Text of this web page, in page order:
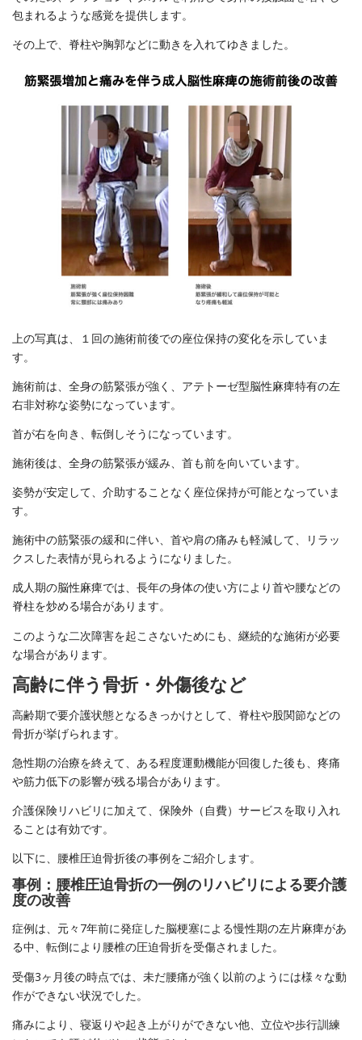
包まれるような感覚を提供します。
その上で、脊柱や胸郭などに動きを入れてゆきました。
上の写真は、１回の施術前後での座位保持の変化を示していま
す。
施術前は、全身の筋緊張が強く、アテトーゼ型脳性麻痺特有の左
右非対称な姿勢になっています。
首が右を向き、転倒しそうになっています。
施術後は、全身の筋緊張が緩み、首も前を向いています。
姿勢が安定して、介助することなく座位保持が可能となっていま
す。
施術中の筋緊張の緩和に伴い、首や肩の痛みも軽減して、リラッ
クスした表情が見られるようになりました。
成人期の脳性麻痺では、長年の身体の使い方により首や腰などの
脊柱を炒める場合があります。
このような二次障害を起こさないためにも、継続的な施術が必要
な場合があります。
高齢に伴う骨折・外傷後など
高齢期で要介護状態となるきっかけとして、脊柱や股関節などの
骨折が挙げられます。
急性期の治療を終えて、ある程度運動機能が回復した後も、疼痛
や筋力低下の影響が残る場合があります。
介護保険リハビリに加えて、保険外（自費）サービスを取り入れ
ることは有効です。
以下に、腰椎圧迫骨折後の事例をご紹介します。
事例：腰椎圧迫骨折の一例のリハビリによる要介護
度の改善
症例は、元々7年前に発症した脳梗塞による慢性期の左片麻痺があ
る中、転倒により腰椎の圧迫骨折を受傷されました。
受傷3ヶ月後の時点では、未だ腰痛が強く以前のようには様々な動
作ができない状況でした。
痛みにより、寝返りや起き上がりができない他、立位や歩行訓練